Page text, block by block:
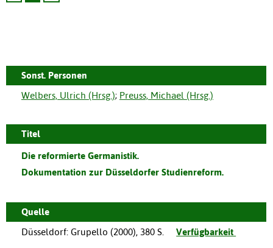
Sonst. Personen
Welbers, Ulrich (Hrsg.); Preuss, Michael (Hrsg.)
Titel
Die reformierte Germanistik.
Dokumentation zur Düsseldorfer Studienreform.
Quelle
Düsseldorf: Grupello (2000), 380 S. Verfügbarkeit